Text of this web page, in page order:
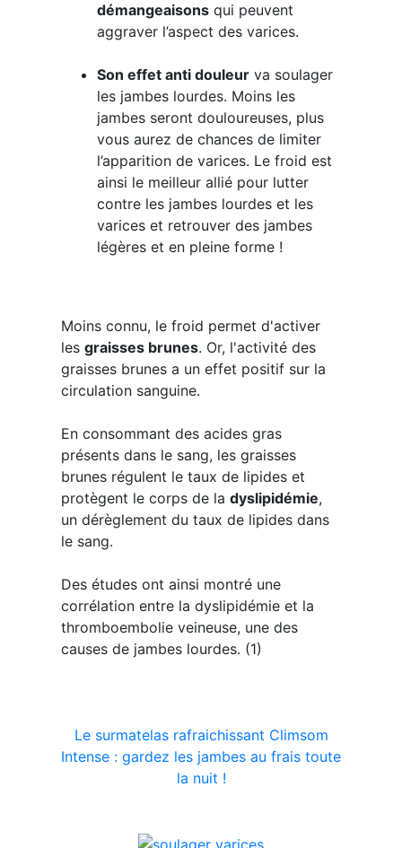
démangeaisonsqui peuvent
aggraver l’aspect des varices.
Son effet anti douleurva soulager
les jambes lourdes. Moins les
jambes seront douloureuses, plus
vous aurez de chances de limiter
l’apparition de varices. Le froid est
ainsi le meilleur allié pour lutter
contre les jambes lourdes et les
varices et retrouver des jambes
légères et en pleine forme !
Moins connu, le froid permet d'activer
les graisses brunes. Or, l'activité des
graisses brunes a un effet positif sur la
circulation sanguine.
En consommant des acides gras
présents dans le sang, les graisses
brunes régulent le taux de lipides et
protègent le corps de la dyslipidémie,
un dérèglement du taux de lipides dans
le sang.
Des études ont ainsi montré une
corrélation entre la dyslipidémie et la
thromboembolie veineuse, une des
causes de jambes lourdes. (1)
Le surmatelas rafraichissant Climsom
Intense : gardez les jambes au frais toute
la nuit !